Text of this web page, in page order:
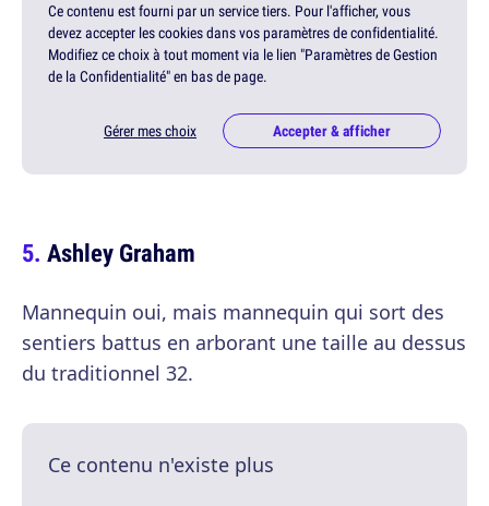
Ce contenu est fourni par un service tiers. Pour l'afficher, vous
devez accepter les cookies dans vos paramètres de confidentialité.
Modifiez ce choix à tout moment via le lien "Paramètres de Gestion
de la Confidentialité" en bas de page.
Gérer mes choix Accepter & afficher
Ashley Graham
Mannequin oui, mais mannequin qui sort des
sentiers battus en arborant une taille au dessus
du traditionnel 32.
Ce contenu n'existe plus